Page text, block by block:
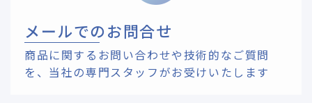
メールでのお問合せ
商品に関するお問い合わせや技術的なご質問
を、 当社の専門スタッフがお受けいたします